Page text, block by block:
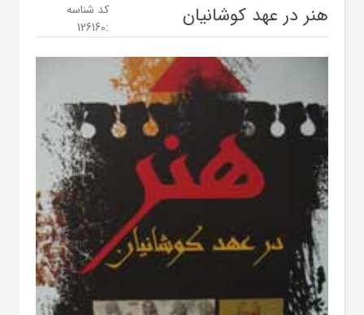
هنر در عهد کوشانیان
کد شناسه
:
126160